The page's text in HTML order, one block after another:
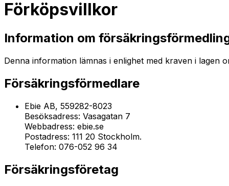
Förköpsvillkor
Information om
Denna information lämnas i enlighet med kraven i lagen
Försäkringsförmedlare
Ebie AB, 559282-8023
Besöksadress: Vasagatan 7
Webbadress: ebie.se
Postadress: 111 20 Stockholm.
Telefon: 076-052 96 34
Försäkringsföretag